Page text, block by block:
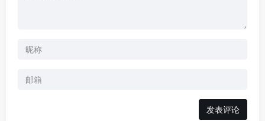
发表评论